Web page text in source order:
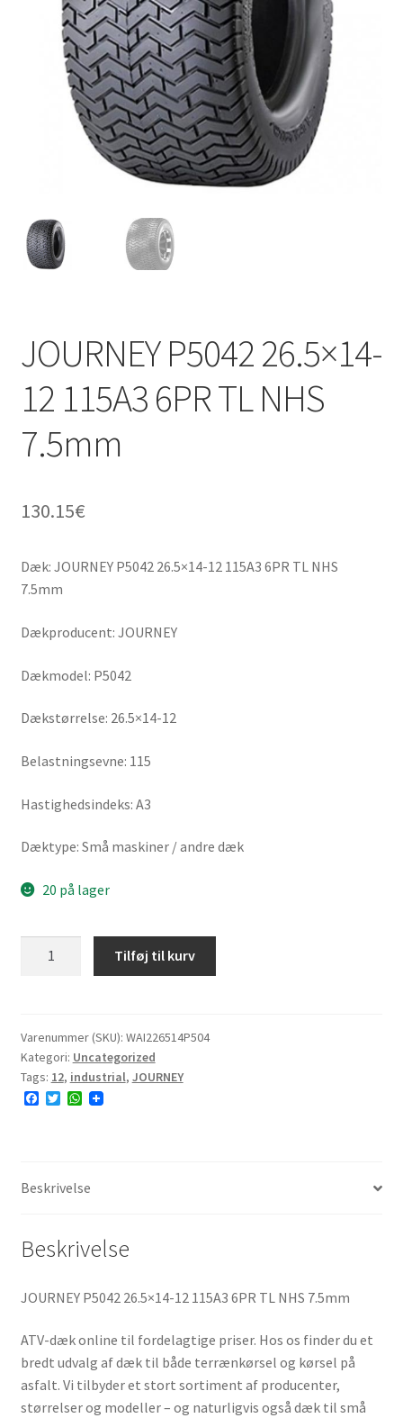
JOURNEY P5042 26.5×14-
12 115A3 6PR TL NHS
7.5mm
130.15€
Dæk: JOURNEY P5042 26.5×14-12 115A3 6PR TL NHS
7.5mm
Dækproducent: JOURNEY
Dækmodel: P5042
Dækstørrelse: 26.5×14-12
Belastningsevne: 115
Hastighedsindeks: A3
Dæktype: Små maskiner / andre dæk
20 på lager
115A3
6PR
TL
NHS
Tilføj til kurv
Varenummer (SKU): WAI226514P504
Kategori: Uncategorized
Tags: 12, industrial, JOURNEY
F
o
T
r
W
p
Beskrivelse
Beskrivelse
JOURNEY P5042 26.5×14-12 115A3 6PR TL NHS 7.5mm
ATV-dæk online til fordelagtige priser. Hos os finder du et
bredt udvalg af dæk til både terrænkørsel og kørsel på
asfalt. Vi tilbyder et stort sortiment af producenter,
størrelser og modeller – og naturligvis også dæk til små